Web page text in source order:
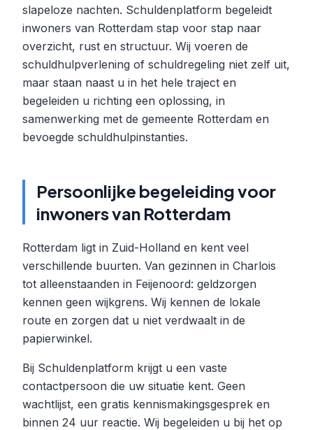
slapeloze nachten. Schuldenplatform begeleidt
inwoners van Rotterdam stap voor stap naar
overzicht, rust en structuur. Wij voeren de
schuldhulpverlening of schuldregeling niet zelf uit,
maar staan naast u in het hele traject en
begeleiden u richting een oplossing, in
samenwerking met de gemeente Rotterdam en
bevoegde schuldhulpinstanties.
Persoonlijke begeleiding voor
inwoners van Rotterdam
Rotterdam ligt in Zuid-Holland en kent veel
verschillende buurten. Van gezinnen in Charlois
tot alleenstaanden in Feijenoord: geldzorgen
kennen geen wijkgrens. Wij kennen de lokale
route en zorgen dat u niet verdwaalt in de
papierwinkel.
Bij Schuldenplatform krijgt u een vaste
contactpersoon die uw situatie kent. Geen
wachtlijst, een gratis kennismakingsgesprek en
binnen 24 uur reactie. Wij begeleiden u bij het op